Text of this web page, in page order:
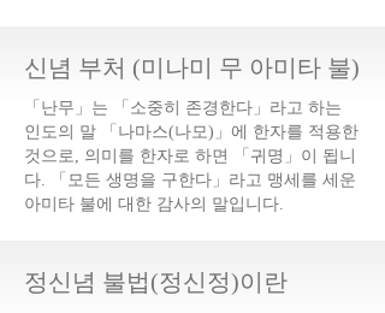
신념 부처 (미나미 무 아미타 불)
「난무」는 「소중히 존경한다」라고 하는
인도의 말 「나마스(나모)」에 한자를 적용한
것으로, 의미를 한자로 하면 「귀명」이 됩니
다. 「모든 생명을 구한다」라고 맹세를 세운
아미타 불에 대한 감사의 말입니다.
​정신념 불법(정신정)이란